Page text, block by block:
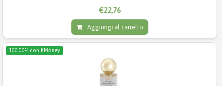
€22,76
Aggiungi al carrello
100.00% con KMoney